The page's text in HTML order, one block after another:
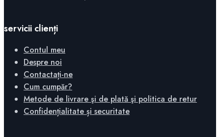
servicii clienți
Contul meu
Despre noi
Contactați-ne
Cum cumpăr?
Metode de livrare şi de plată şi politica de retur
Confidențialitate și securitate